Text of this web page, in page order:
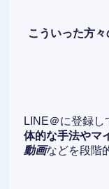
こういった方
LINE＠に登録
体的な手法やマ
動画などを段階